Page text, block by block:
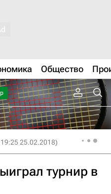
Общество
25.02.2018)
турнир в